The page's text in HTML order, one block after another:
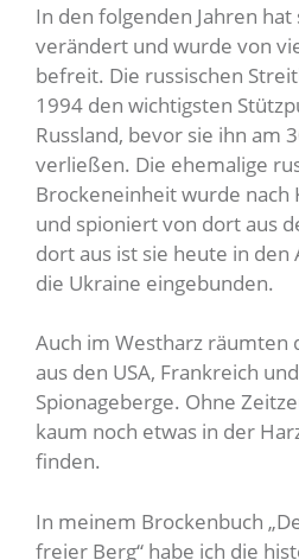
In den folgenden Jahren
verändert und wurde von
befreit. Die russischen
1994 den wichtigsten
Russland, bevor sie ihn am
verließen. Die ehemalige
Brockeneinheit wurde nach
und spioniert von dort aus
dort aus ist sie heute in den
die Ukraine eingebunden.
Auch im Westharz räumten
aus den USA, Frankreich
Spionageberge. Ohne
kaum noch etwas in der
finden.
In meinem Brockenbuch
freier Berg“ habe ich die